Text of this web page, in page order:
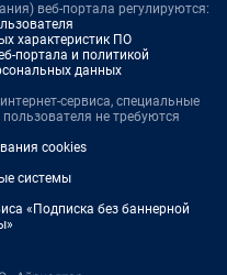
веб-портала регулируются:
характеристик ПО
портала и политикой
данных
сервиса, специальные
не требуются
cookies
системы
«Подписка без баннерной